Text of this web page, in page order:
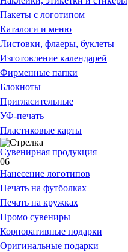
Пакеты с логотипом
Каталоги и меню
Листовки, флаеры, буклеты
Изготовление календарей
Фирменные папки
Блокноты
Пригласительные
УФ-печать
Пластиковые карты
Сувенирная продукция
06
Нанесение логотипов
Печать на футболках
Печать на кружках
Промо сувениры
Корпоративные подарки
Оригинальные подарки